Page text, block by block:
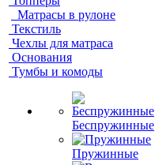
Матрасы в рулоне
Текстиль
Чехлы для матраса
Основания
Тумбы и комоды
Беспружинные
Пружинные